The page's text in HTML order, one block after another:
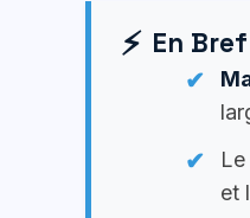
En Bref
Le
et